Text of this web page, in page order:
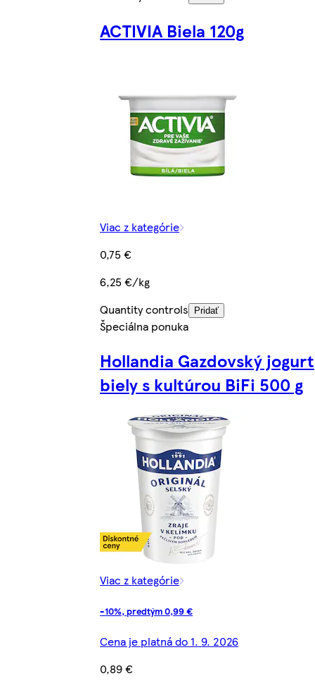
ACTIVIA Biela 120g
Viac z kategórie
0,75 €
6,25 €/kg
Quantity controls
Pridať
Špeciálna ponuka
Hollandia Gazdovský jogurt
biely s kultúrou BiFi 500 g
Viac z kategórie
-10%, predtým 0,99 €
Cena je platná do 1. 9. 2026
0,89 €